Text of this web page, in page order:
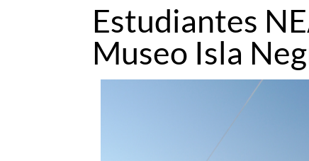
Estudiantes
Museo Isla